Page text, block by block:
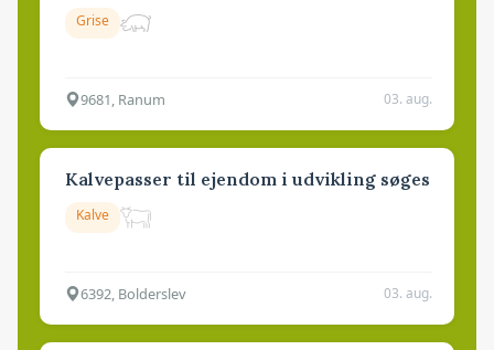
Grise
9681, Ranum 03. aug.
Kalvepasser til ejendom i udvikling søges
Kalve
6392, Bolderslev 03. aug.